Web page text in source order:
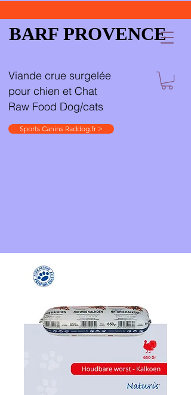
BARF PROVENCE
Viande crue surgelée
pour chien et Chat
Raw Food Dog/cats
Sports Canins Raddog.fr >